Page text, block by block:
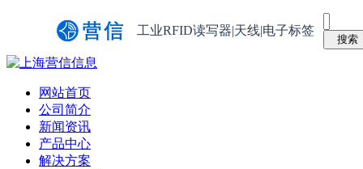
工业RFID读写器|天线|电子标签
网站首页
公司简介
新闻资讯
产品中心
解决方案